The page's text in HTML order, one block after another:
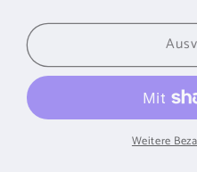
SANDBERG
Cover
iPad
Tablet-
Cover
drehbar
für
iPad
7/8
Weitere